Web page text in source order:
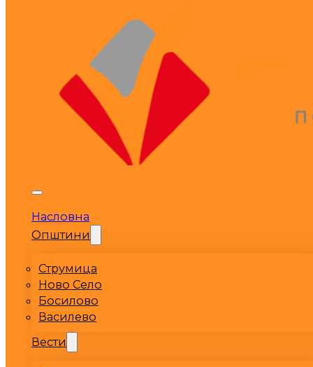
Насловна
Општини
Струмица
Ново Село
Босилово
Василево
Вести